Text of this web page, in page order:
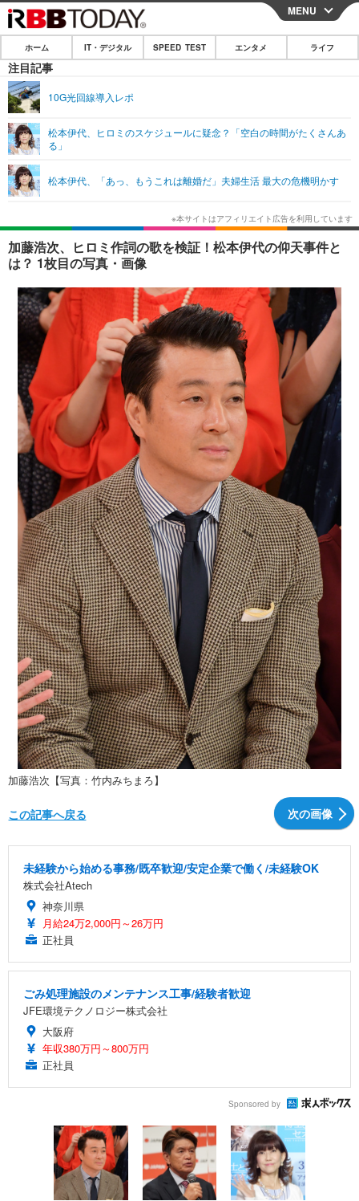
CLOSE
ホーム
IT・デジタル
ショッピング その他
SPEED TEST
エンタメ
エンタメTOP 映画・ドラマ
韓国・芸能
音楽 スポーツ
ショッピング その他
ライフ
ライフTOP グルメ
ペット ショッピング
その他
リリース一覧
プッシュ通知の停止方法
MENU
ホーム IT・デジタル SPEED TEST エンタメ ライフ
注目記事
10G光回線導入レポ
松本伊代、ヒロミのスケジュールに疑念？「空白の時間がたくさんあ
る」
松本伊代、「あっ、もうこれは離婚だ」夫婦生活 最大の危機明かす
加藤浩次、ヒロミ作詞の歌を検証！松本伊代の仰天事件と
は？ 1枚目の写真・画像
加藤浩次【写真：竹内みちまろ】
次の画像
この記事へ戻る
未経験から始める事務/既卒歓迎/安定企業で働く/未経験OK
株式会社Atech
神奈川県
月給24万2,000円～26万円
正社員
ごみ処理施設のメンテナンス工事/経験者歓迎
JFE環境テクノロジー株式会社
大阪府
年収380万円～800万円
正社員
Sponsored by